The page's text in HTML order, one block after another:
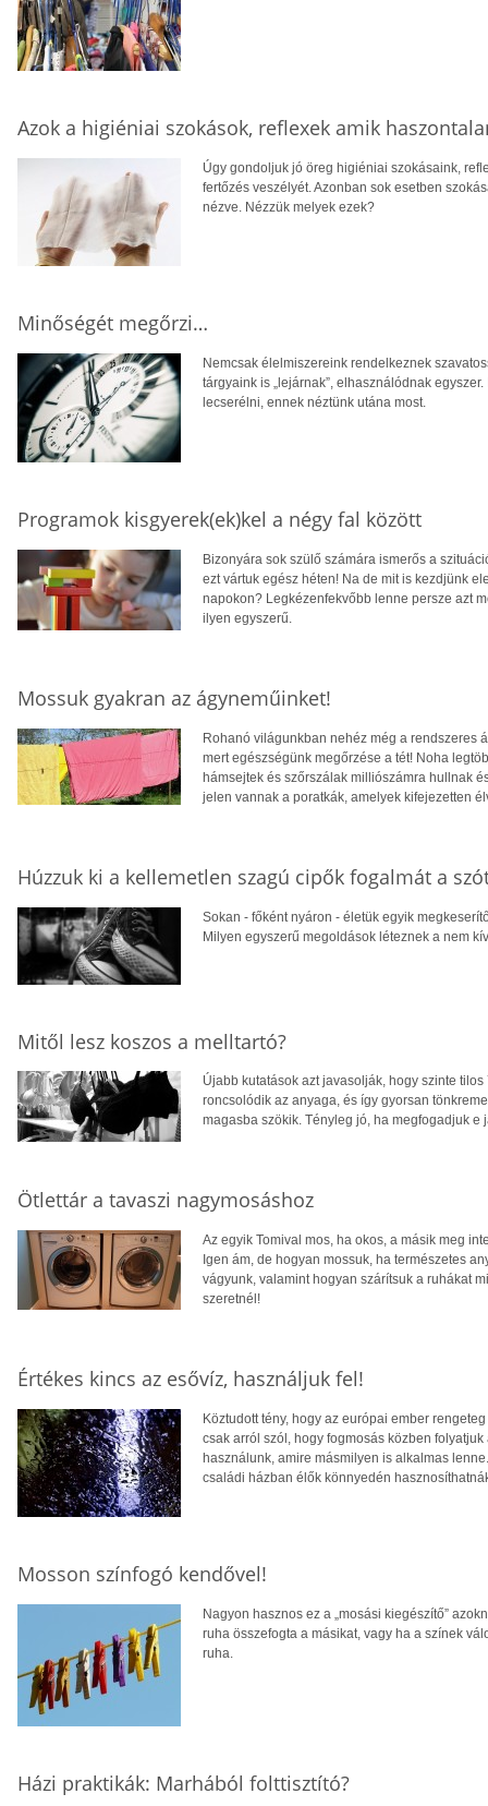
Azok a higiéniai szokások, reflexek amik
Úgy gondoljuk jó öreg higiéniai szokásaink,
fertőzés veszélyét. Azonban sok esetben
nézve. Nézzük melyek ezek?
Minőségét megőrzi…
Nemcsak élelmiszereink rendelkeznek
tárgyaink is „lejárnak”, elhasználódnak
lecserélni, ennek néztünk utána most.
Programok kisgyerek(ek)kel a négy fal között
Bizonyára sok szülő számára ismerős a
ezt vártuk egész héten! Na de mit is kezdjünk
napokon? Legkézenfekvőbb lenne persze azt
ilyen egyszerű.
Mossuk gyakran az ágyneműinket!
Rohanó világunkban nehéz még a rendszeres
mert egészségünk megőrzése a tét! Noha
hámsejtek és szőrszálak milliószámra hullnak
jelen vannak a poratkák, amelyek kifejezetten
Húzzuk ki a kellemetlen szagú cipők fogalmát a
Sokan - főként nyáron - életük egyik
Milyen egyszerű megoldások léteznek a nem
Mitől lesz koszos a melltartó?
Újabb kutatások azt javasolják, hogy szinte
roncsolódik az anyaga, és így gyorsan
magasba szökik. Tényleg jó, ha megfogadjuk e
Ötlettár a tavaszi nagymosáshoz
Az egyik Tomival mos, ha okos, a másik meg
Igen ám, de hogyan mossuk, ha természetes
vágyunk, valamint hogyan szárítsuk a ruhákat
szeretnél!
Értékes kincs az esővíz, használjuk fel!
Köztudott tény, hogy az európai ember
csak arról szól, hogy fogmosás közben
használunk, amire másmilyen is alkalmas
családi házban élők könnyedén
Mosson színfogó kendővel!
Nagyon hasznos ez a „mosási kiegészítő”
ruha összefogta a másikat, vagy ha a színek
ruha.
Házi praktikák: Marhából folttisztító?